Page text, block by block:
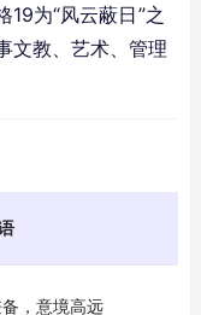
为“风云蔽日”之
文教、艺术、管理
，意境高远